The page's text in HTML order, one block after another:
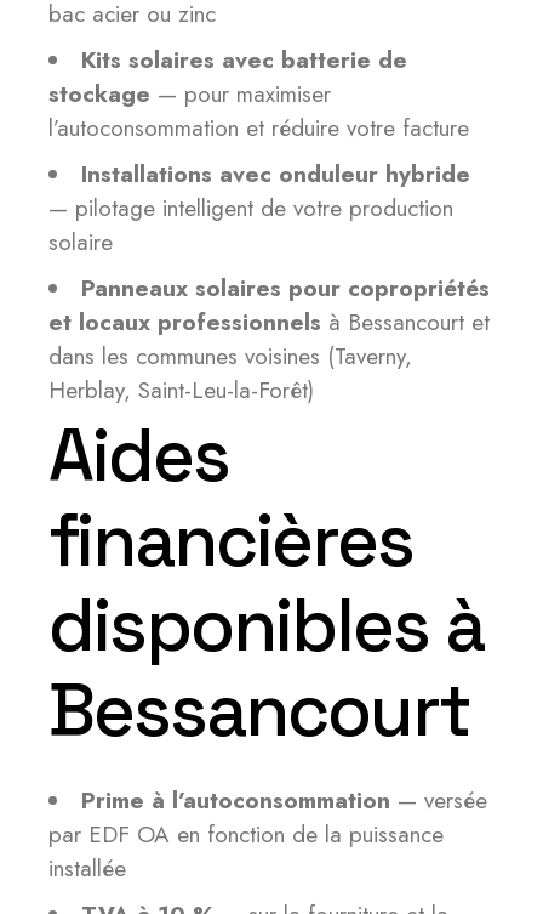
bac acier ou zinc
Kits solaires avec batterie de
stockage — pour maximiser
l’autoconsommation et réduire votre facture
Installations avec onduleur hybride
— pilotage intelligent de votre production
solaire
Panneaux solaires pour copropriétés
et locaux professionnels à Bessancourt et
dans les communes voisines (Taverny,
Herblay, Saint-Leu-la-Forêt)
Aides
financières
disponibles à
Bessancourt
Prime à l’autoconsommation — versée
par EDF OA en fonction de la puissance
installée